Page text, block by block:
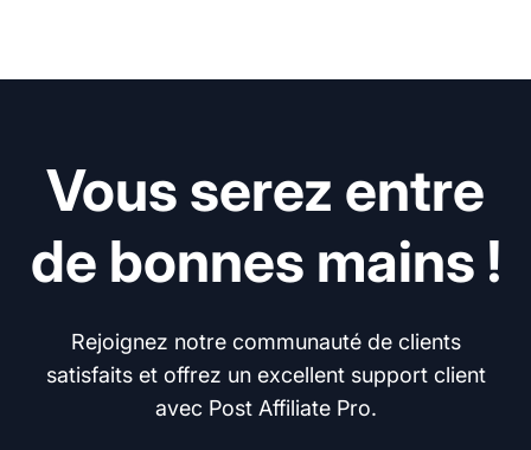
Vous serez entre
de bonnes mains !
Rejoignez notre communauté de clients
satisfaits et offrez un excellent support client
avec Post Affiliate Pro.